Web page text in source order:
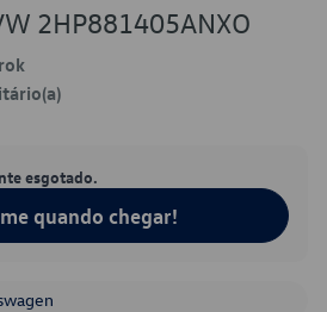
2HP881405ANXO
esgotado.
quando chegar!